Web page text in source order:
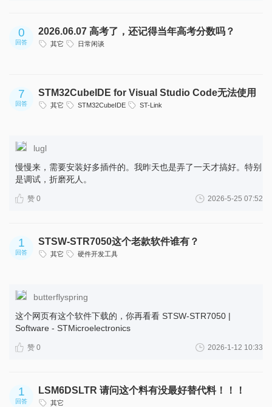
0
回答
2026.06.07 高考了，还记得当年高考分数吗？
其它 日常闲谈
7
回答
STM32CubeIDE for Visual Studio Code无法使用
其它 STM32CubeIDE ST-Link
lugl
慢慢来，需要安装好多插件的。我昨天也是弄了一天才搞好。特别
是调试，折磨死人。
赞 0 2026-5-25 07:52
1
回答
STSW-STR7050这个老款软件谁有？
其它 硬件开发工具
butterflyspring
这个网页有这个软件下载的，你再看看 STSW-STR7050 |
Software - STMicroelectronics
赞 0 2026-1-12 10:33
1
回答
LSM6DSLTR 请问这个料有没最好替代料！！！
其它